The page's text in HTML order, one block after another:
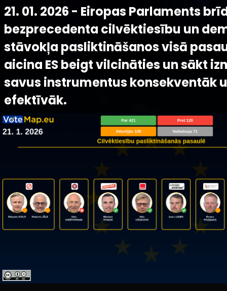
21. 01. 2026 - Eiropas Parlaments
bezprecedenta cilvēktiesību un
stāvokļa pasliktināšanos visā
aicina ES beigt vilcināties un sākt
savus instrumentus konsekventāk
efektīvāk.